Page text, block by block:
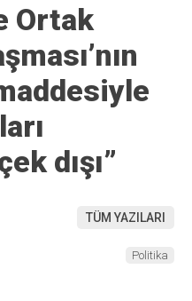
Ortak
dışı”
TÜM YAZILARI
Politika